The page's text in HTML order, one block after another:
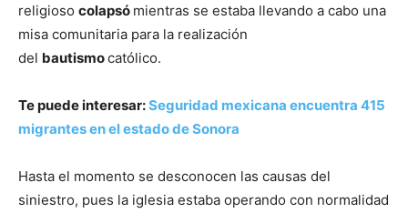
religioso colapsó mientras se estaba llevando a cabo una
misa comunitaria para la realización
del bautismocatólico.
Te puede interesar:Seguridad mexicana encuentra 415
migrantes en el estado de Sonora
Hasta el momento se desconocen las causas del
siniestro, pues la iglesia estaba operando con normalidad